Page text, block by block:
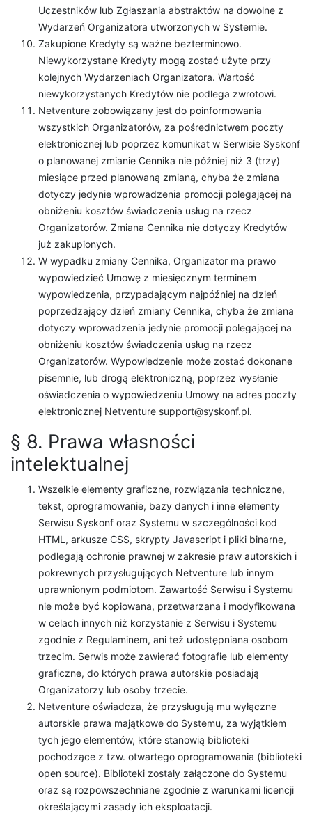
Uczestników lub Zgłaszania abstraktów na dowolne z
Wydarzeń Organizatora utworzonych w Systemie.
Zakupione Kredyty są ważne bezterminowo.
Niewykorzystane Kredyty mogą zostać użyte przy
kolejnych Wydarzeniach Organizatora. Wartość
niewykorzystanych Kredytów nie podlega zwrotowi.
Netventure zobowiązany jest do poinformowania
wszystkich Organizatorów, za pośrednictwem poczty
elektronicznej lub poprzez komunikat w Serwisie Syskonf
o planowanej zmianie Cennika nie później niż 3 (trzy)
miesiące przed planowaną zmianą, chyba że zmiana
dotyczy jedynie wprowadzenia promocji polegającej na
obniżeniu kosztów świadczenia usług na rzecz
Organizatorów. Zmiana Cennika nie dotyczy Kredytów
już zakupionych.
W wypadku zmiany Cennika, Organizator ma prawo
wypowiedzieć Umowę z miesięcznym terminem
wypowiedzenia, przypadającym najpóźniej na dzień
poprzedzający dzień zmiany Cennika, chyba że zmiana
dotyczy wprowadzenia jedynie promocji polegającej na
obniżeniu kosztów świadczenia usług na rzecz
Organizatorów. Wypowiedzenie może zostać dokonane
pisemnie, lub drogą elektroniczną, poprzez wysłanie
oświadczenia o wypowiedzeniu Umowy na adres poczty
elektronicznej Netventure support@syskonf.pl.
§ 8. Prawa własności
intelektualnej
Wszelkie elementy graficzne, rozwiązania techniczne,
tekst, oprogramowanie, bazy danych i inne elementy
Serwisu Syskonf oraz Systemu w szczególności kod
HTML, arkusze CSS, skrypty Javascript i pliki binarne,
podlegają ochronie prawnej w zakresie praw autorskich i
pokrewnych przysługujących Netventure lub innym
uprawnionym podmiotom. Zawartość Serwisu i Systemu
nie może być kopiowana, przetwarzana i modyfikowana
w celach innych niż korzystanie z Serwisu i Systemu
zgodnie z Regulaminem, ani też udostępniana osobom
trzecim. Serwis może zawierać fotografie lub elementy
graficzne, do których prawa autorskie posiadają
Organizatorzy lub osoby trzecie.
Netventure oświadcza, że przysługują mu wyłączne
autorskie prawa majątkowe do Systemu, za wyjątkiem
tych jego elementów, które stanowią biblioteki
pochodzące z tzw. otwartego oprogramowania (biblioteki
open source). Biblioteki zostały załączone do Systemu
oraz są rozpowszechniane zgodnie z warunkami licencji
określającymi zasady ich eksploatacji.